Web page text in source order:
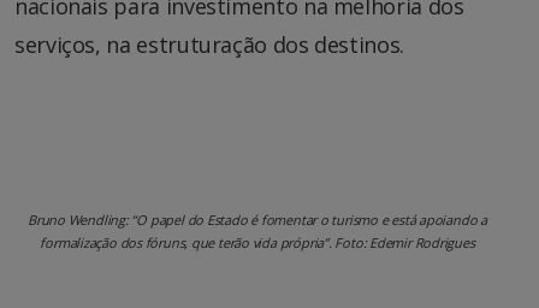
serviços, na estruturação dos destinos.
Bruno Wendling: “O papel do Estado é fomentar o turismo e está apoiando a
formalização dos fóruns, que terão vida própria”. Foto: Edemir Rodrigues